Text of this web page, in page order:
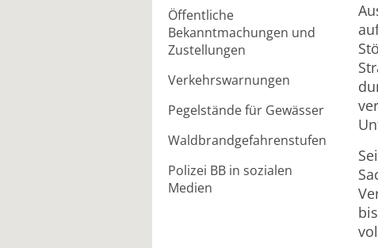
Öffentliche
Bekanntmachungen und
Zustellungen
Verkehrswarnungen
Pegelstände für Gewässer
Waldbrandgefahrenstufen
Polizei BB in sozialen
Medien